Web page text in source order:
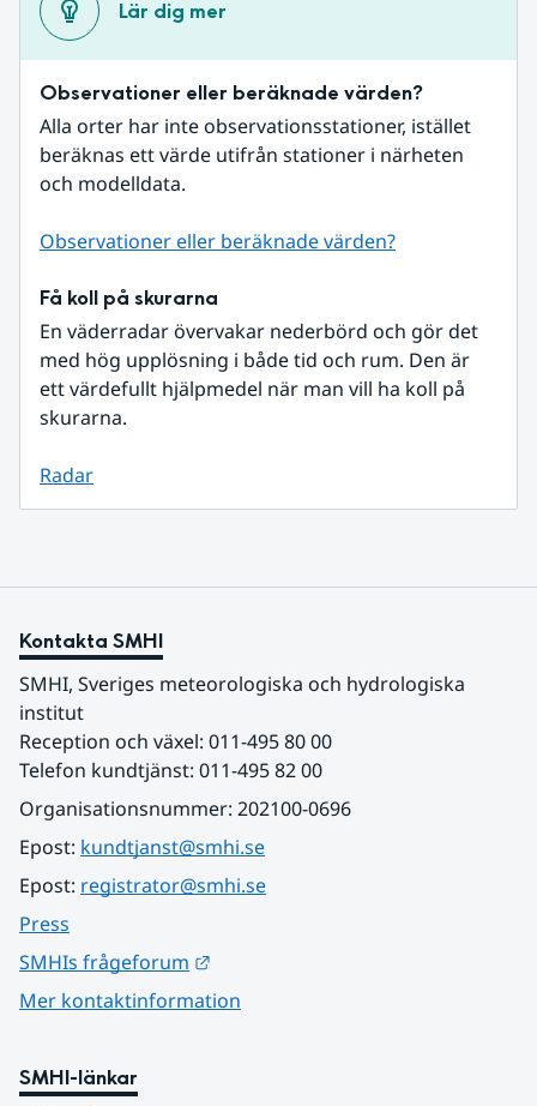
Lär dig mer
Observationer eller beräknade värden?
Alla orter har inte observationsstationer, istället
beräknas ett värde utifrån stationer i närheten
och modelldata.
Observationer eller beräknade värden?
Få koll på skurarna
En väderradar övervakar nederbörd och gör det
med hög upplösning i både tid och rum. Den är
ett värdefullt hjälpmedel när man vill ha koll på
skurarna.
Radar
Kontakta SMHI
SMHI, Sveriges meteorologiska och hydrologiska
institut
Reception och växel: 011-495 80 00
Telefon kundtjänst: 011-495 82 00
Organisationsnummer: 202100-0696
Epost: kundtjanst@smhi.se
Epost: registrator@smhi.se
Press
SMHIs frågeforum
Mer kontaktinformation
SMHI-länkar